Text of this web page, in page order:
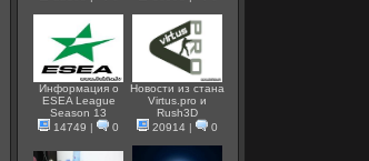
Информация о
ESEA League
Season 13
14749 | 0
Новости из стана
Virtus.pro и
Rush3D
20914 | 0